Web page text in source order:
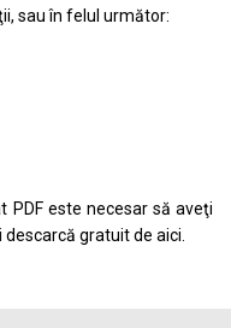
sau în felul următor:
PDF este necesar să aveţi
gratuit de aici.